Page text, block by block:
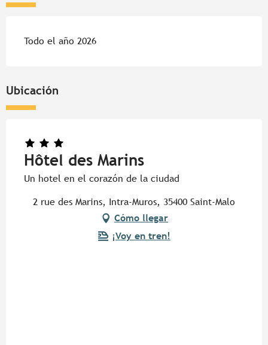
Todo el año 2026
Ubicación
Hôtel des Marins
Un hotel en el corazón de la ciudad
2 rue des Marins, Intra-Muros, 35400 Saint-Malo
Cómo llegar
¡Voy en tren!